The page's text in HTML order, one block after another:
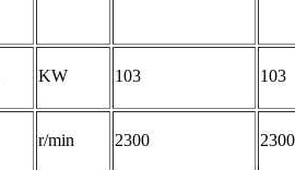
KW 103 103
r/min 2300